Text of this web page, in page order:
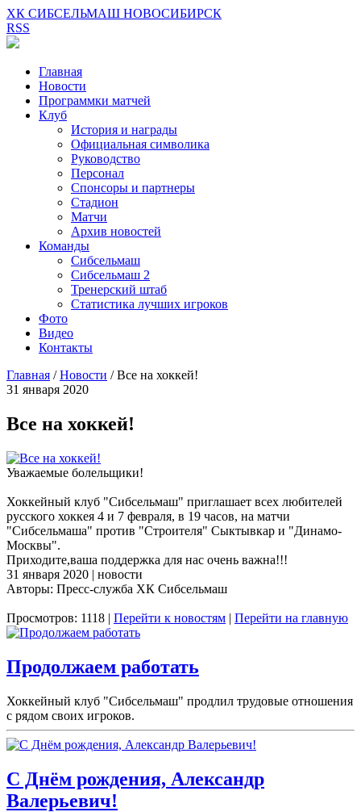
ХК СИБСЕЛЬМАШ НОВОСИБИРСК
RSS
Главная
Новости
Программки матчей
Клуб
История и награды
Официальная символика
Руководство
Персонал
Спонсоры и партнеры
Стадион
Матчи
Архив новостей
Команды
Сибсельмаш
Сибсельмаш 2
Тренерский штаб
Статистика лучших игроков
Фото
Видео
Контакты
Главная /Новости /Все на хоккей!
31 января 2020
Все на хоккей!
Уважаемые болельщики!
Хоккейный клуб "Сибсельмаш" приглашает всех любителей
русского хоккея 4 и 7 февраля, в 19 часов, на матчи
"Сибсельмаша" против "Строителя" Сыктывкар и "Динамо-
Москвы".
Приходите,ваша поддержка для нас очень важна!!!
31 января 2020 | новости
Авторы: Пресс-служба ХК Сибсельмаш
Просмотров: 1118 | Перейти к новостям | Перейти на главную
Продолжаем работать
Хоккейный клуб "Сибсельмаш" продлил трудовые отношения
с рядом своих игроков.
С Днём рождения, Александр
Валерьевич!